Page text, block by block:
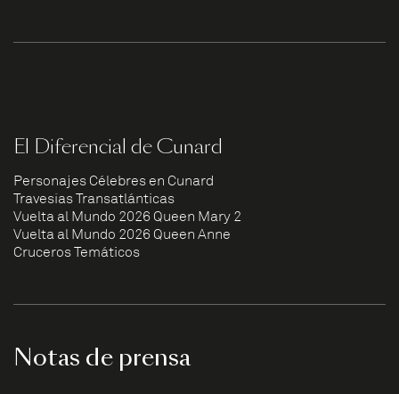
El Diferencial de Cunard
Personajes Célebres en Cunard
Travesías Transatlánticas
Vuelta al Mundo 2026 Queen Mary 2
Vuelta al Mundo 2026 Queen Anne
Cruceros Temáticos
Notas de prensa